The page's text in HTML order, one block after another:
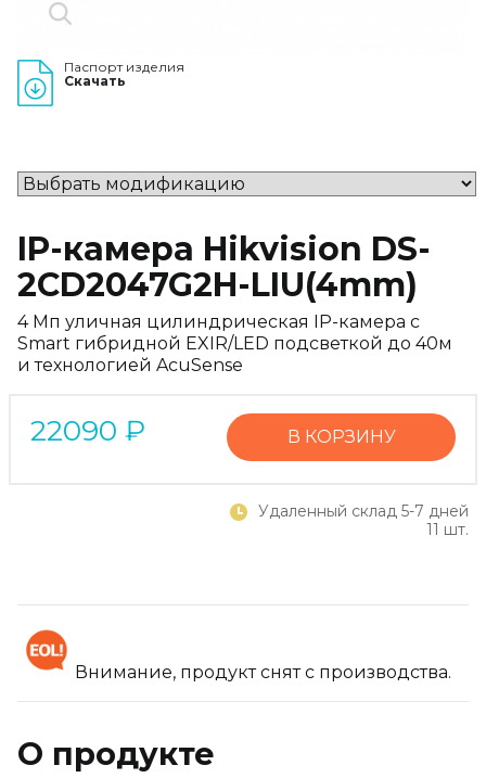
Паспорт изделия
Скачать
IP-камера Hikvision DS-
2CD2047G2H-LIU(4mm)
4 Мп уличная цилиндрическая IP-камера с
Smart гибридной EXIR/LED подсветкой до 40м
и технологией AcuSense
22090 ₽ В КОРЗИНУ
Удаленный склад 5-7 дней
11 шт.
Внимание, продукт снят с производства.
О продукте